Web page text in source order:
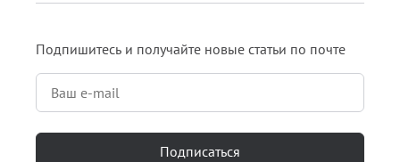
Подпишитесь и получайте новые статьи по почте
Подписаться